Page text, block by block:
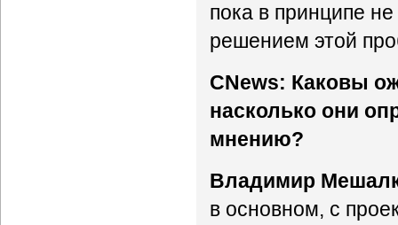
пока в принципе
решением этой
CNews: Каковы
насколько они
мнению?
Владимир
в основном, с